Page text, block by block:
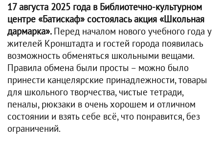
17 августа 2025 года в Библиотечно-культурном
центре «Батискаф» состоялась акция «Школьная
дармарка». Перед началом нового учебного года у
жителей Кронштадта и гостей города появилась
возможность обменяться школьными вещами.
Правила обмена были просты – можно было
принести канцелярские принадлежности, товары
для школьного творчества, чистые тетради,
пеналы, рюкзаки в очень хорошем и отличном
состоянии и взять себе всё, что понравится, без
ограничений.